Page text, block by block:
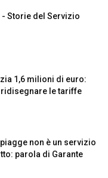
- Storie del Servizio
1,6 milioni di euro:
ridisegnare le tariffe
non è un servizio
parola di Garante